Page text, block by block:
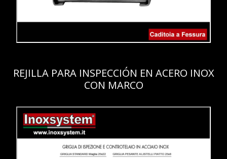
REJILLA PARA INSPECCIÓN EN ACERO INOX
CON MARCO